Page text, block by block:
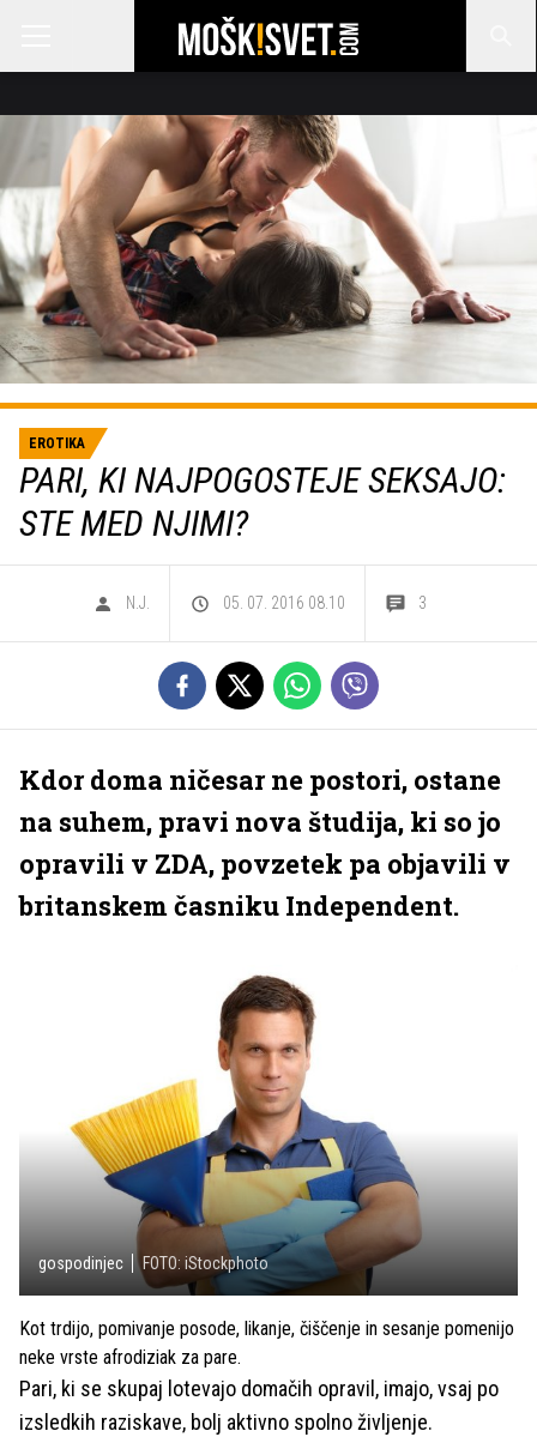
EROTIKA
PARI, KI NAJPOGOSTEJE SEKSAJO:
STE MED NJIMI?
N.J. 05. 07. 2016 08.10 3
Kdor doma ničesar ne postori, ostane
na suhem, pravi nova študija, ki so jo
opravili v ZDA, povzetek pa objavili v
britanskem časniku Independent.
gospodinjec FOTO: iStockphoto
Kot trdijo, pomivanje posode, likanje, čiščenje in sesanje pomenijo
neke vrste afrodiziak za pare.
Pari, ki se skupaj lotevajo domačih opravil, imajo, vsaj po
izsledkih raziskave, bolj aktivno spolno življenje.